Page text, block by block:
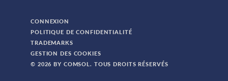
CONNEXION
POLITIQUE DE CONFIDENTIALITÉ
TRADEMARKS
GESTION DES COOKIES
© 2026 BY COMSOL. TOUS DROITS RÉSERVÉS